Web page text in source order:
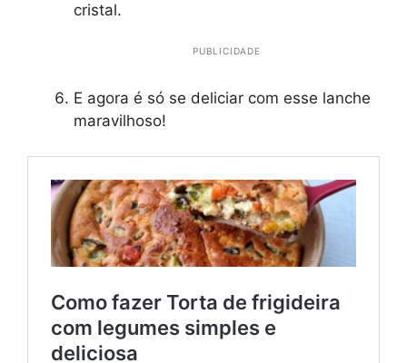
cristal.
PUBLICIDADE
E agora é só se deliciar com esse lanche
maravilhoso!